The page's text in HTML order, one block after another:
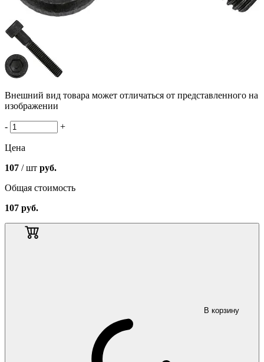
Внешний вид товара может отличаться от представленного на
изображении
- +
Цена
107 / шт руб.
Общая стоимость
107 руб.
В корзину